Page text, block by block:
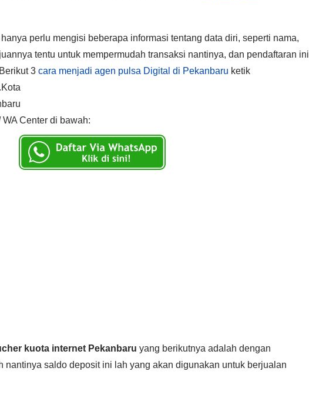
perlu mengisi beberapa informasi tentang data diri, seperti nama,
tentu untuk mempermudah transaksi nantinya, dan pendaftaran ini
3 cara menjadi agen pulsa Digital di Pekanbaru ketik
Center di bawah:
kuota internet Pekanbaru yang berikutnya adalah dengan
nantinya saldo deposit ini lah yang akan digunakan untuk berjualan